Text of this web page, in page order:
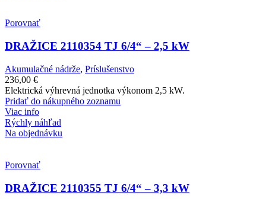
Porovnať
DRAŽICE 2110354 TJ 6/4“ – 2,5 kW
Akumulačné nádrže, Príslušenstvo
236,00 €
Elektrická výhrevná jednotka výkonom 2,5 kW.
Pridať do nákupného zoznamu
Viac info
Rýchly náhľad
Na objednávku
Porovnať
DRAŽICE 2110355 TJ 6/4“ – 3,3 kW